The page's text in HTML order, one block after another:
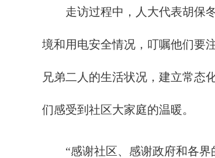
走访过程中，人大代表胡保冬
境和用电安全情况，叮嘱他们要
兄弟二人的生活状况，建立常态
们感受到社区大家庭的温暖。
“感谢社区、感谢政府和各界